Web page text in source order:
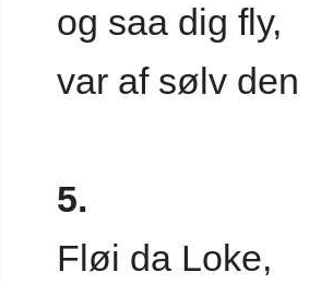
og saa dig fly,
var af sølv den
5.
Fløi da Loke,